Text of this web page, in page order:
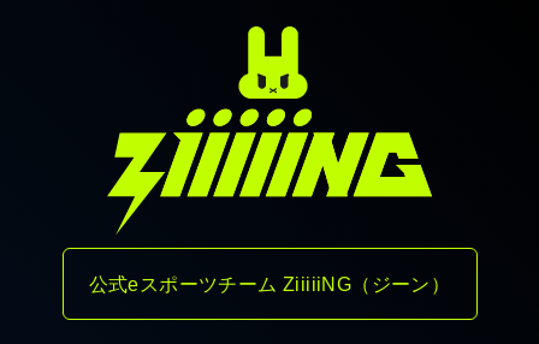
公式eスポーツチーム ZiiiiiNG（ジーン）